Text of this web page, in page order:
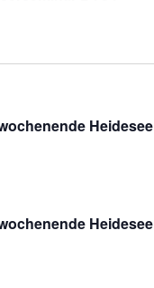
Heidesee
Heidesee